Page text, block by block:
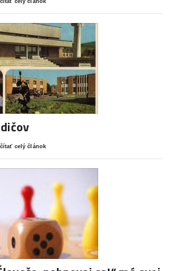
celý článok
celý článok